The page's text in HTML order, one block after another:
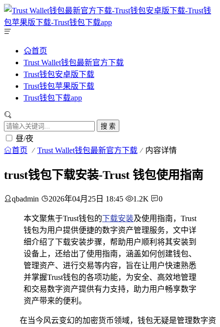
首页
Trust Wallet钱包最新官方下载
Trust钱包安卓版下载
Trust钱包苹果版下载
Trust钱包下载app
搜 索
昼/夜
首页 Trust Wallet钱包最新官方下载 内容详情
trust钱包下载安装-Trust 钱包使用指南
qbadmin 2026年04月25日 18:45 1.2K 0
本文聚焦于Trust钱包的下载安装及使用指南，Trust
钱包为用户提供便捷的数字资产管理服务，文中详
细介绍了下载安装步骤，帮助用户顺利将其安装到
设备上，还给出了使用指南，涵盖如何创建钱包、
管理资产、进行交易等内容，旨在让用户快速熟悉
并掌握Trust钱包的各项功能，为安全、高效地管理
和交易数字资产提供有力支持，助力用户畅享数字
资产带来的便利。
在当今风云变幻的加密货币领域，钱包无疑是管理数字资